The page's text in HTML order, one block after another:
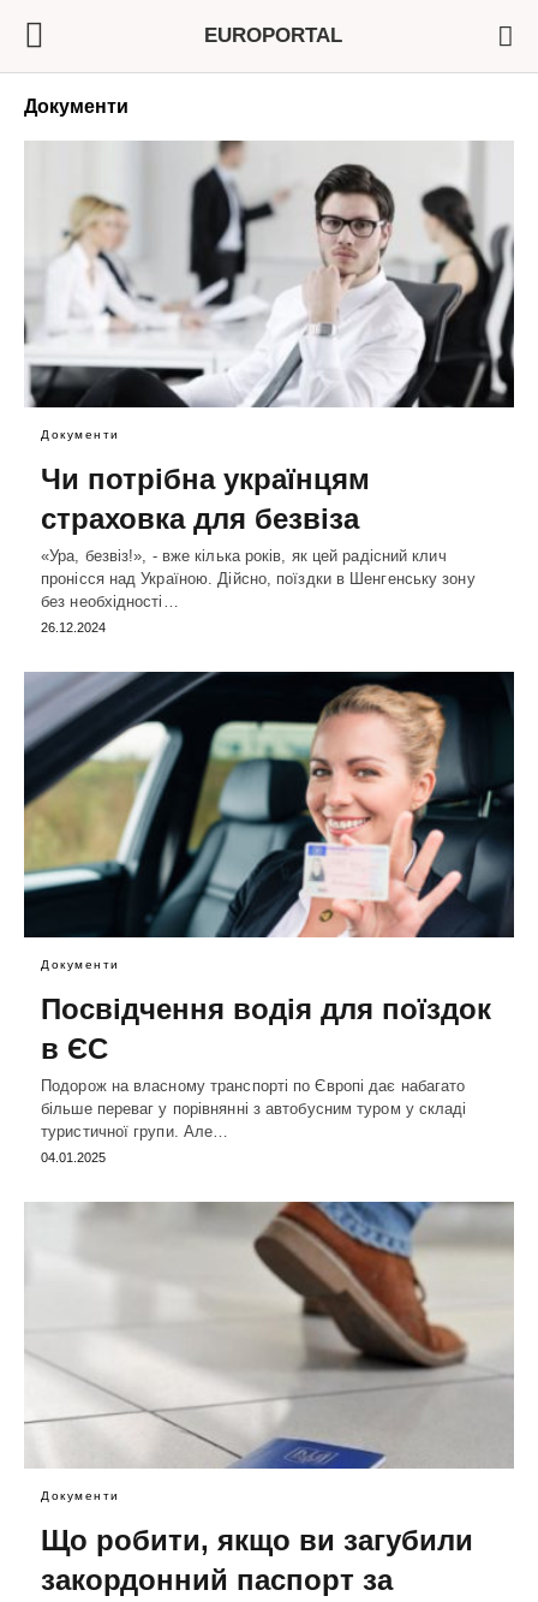
EUROPORTAL
Документи
Документи
Чи потрібна українцям
страховка для безвіза
«Ура, безвіз!», - вже кілька років, як цей радісний клич
пронісся над Україною. Дійсно, поїздки в Шенгенську зону
без необхідності…
26.12.2024
Документи
Посвідчення водія для поїздок
в ЄС
Подорож на власному транспорті по Європі дає набагато
більше переваг у порівнянні з автобусним туром у складі
туристичної групи. Але…
04.01.2025
Документи
Що робити, якщо ви загубили
закордонний паспорт за